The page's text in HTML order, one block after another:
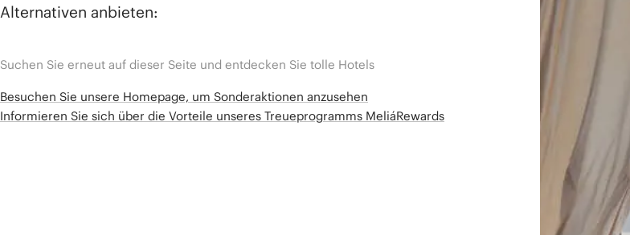
Alternativen anbieten:
Suchen Sie erneut auf dieser Seite und entdecken Sie tolle Hotels
Besuchen Sie unsere Homepage, um Sonderaktionen anzusehen
Informieren Sie sich über die Vorteile unseres Treueprogramms MeliáRewards